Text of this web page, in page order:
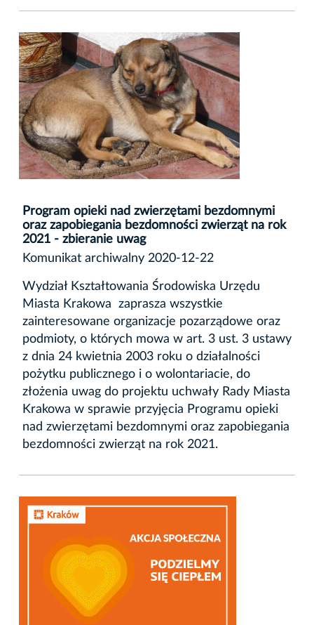
Program opieki nad zwierzętami bezdomnymi
oraz zapobiegania bezdomności zwierząt na rok
2021 - zbieranie uwag
Komunikat archiwalny 2020-12-22
Wydział Kształtowania Środowiska Urzędu
Miasta Krakowa zaprasza wszystkie
zainteresowane organizacje pozarządowe oraz
podmioty, o których mowa w art. 3 ust. 3 ustawy
z dnia 24 kwietnia 2003 roku o działalności
pożytku publicznego i o wolontariacie, do
złożenia uwag do projektu uchwały Rady Miasta
Krakowa w sprawie przyjęcia Programu opieki
nad zwierzętami bezdomnymi oraz zapobiegania
bezdomności zwierząt na rok 2021.